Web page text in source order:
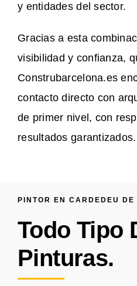
y entidades del sector.
Gracias a esta
visibilidad y confianza,
Construbarcelona.es
contacto directo con
de primer nivel, con
resultados garantizados.
PINTOR EN CARDEDEU DE
Todo Tipo
Pinturas.